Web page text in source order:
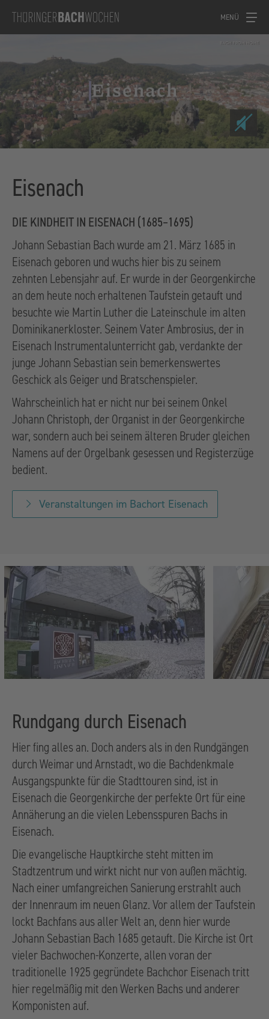
MENÜ
Eisenach
DIE KINDHEIT IN EISENACH (1685–1695)
Johann Sebastian Bach wurde am 21. März 1685 in
Eisenach geboren und wuchs hier bis zu seinem
zehnten Lebensjahr auf. Er wurde in der Georgenkirche
an dem heute noch erhaltenen Taufstein getauft und
besuchte wie Martin Luther die Lateinschule im alten
Dominikanerkloster. Seinem Vater Ambrosius, der in
Eisenach Instrumentalunterricht gab, verdankte der
junge Johann Sebastian sein bemerkenswertes
Geschick als Geiger und Bratschenspieler.
Wahrscheinlich hat er nicht nur bei seinem Onkel
Johann Christoph, der Organist in der Georgenkirche
war, sondern auch bei seinem älteren Bruder gleichen
Namens auf der Orgelbank gesessen und Registerzüge
bedient.
Veranstaltungen im Bachort Eisenach
Rundgang durch Eisenach
Hier fing alles an. Doch anders als in den Rundgängen
durch Weimar und Arnstadt, wo die Bachdenkmale
Ausgangspunkte für die Stadttouren sind, ist in
Eisenach die Georgenkirche der perfekte Ort für eine
Annäherung an die vielen Lebensspuren Bachs in
Eisenach.
Die evangelische Hauptkirche steht mitten im
Stadtzentrum und wirkt nicht nur von außen mächtig.
Nach einer umfangreichen Sanierung erstrahlt auch
der Innenraum im neuen Glanz. Vor allem der Taufstein
lockt Bachfans aus aller Welt an, denn hier wurde
Johann Sebastian Bach 1685 getauft. Die Kirche ist Ort
vieler Bachwochen-Konzerte, allen voran der
traditionelle 1925 gegründete Bachchor Eisenach tritt
hier regelmäßig mit den Werken Bachs und anderer
Komponisten auf.